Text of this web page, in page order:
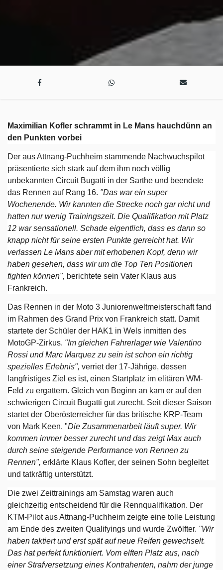
Maximilian Kofler schrammt in Le Mans hauchdünn an
den Punkten vorbei
Der aus Attnang-Puchheim stammende Nachwuchspilot
präsentierte sich stark auf dem ihm noch völlig
unbekannten Circuit Bugatti in der Sarthe und beendete
das Rennen auf Rang 16. "Das war ein super
Wochenende. Wir kannten die Strecke noch gar nicht und
hatten nur wenig Trainingszeit. Die Qualifikation mit Platz
12 war sensationell. Schade eigentlich, dass es dann so
knapp nicht für seine ersten Punkte gerreicht hat. Wir
verlassen Le Mans aber mit erhobenen Kopf, denn wir
haben gesehen, dass wir um die Top Ten Positionen
fighten können", berichtete sein Vater Klaus aus
Frankreich.
Das Rennen in der Moto 3 Juniorenweltmeisterschaft fand
im Rahmen des Grand Prix von Frankreich statt. Damit
startete der Schüler der HAK1 in Wels inmitten des
MotoGP-Zirkus. "Im gleichen Fahrerlager wie Valentino
Rossi und Marc Marquez zu sein ist schon ein richtig
spezielles Erlebnis", verriet der 17-Jährige, dessen
langfristiges Ziel es ist, einen Startplatz im elitären WM-
Feld zu ergattern. Gleich von Beginn an kam er auf den
schwierigen Circuit Bugatti gut zurecht. Seit dieser Saison
startet der Oberösterreicher für das britische KRP-Team
von Mark Keen. "Die Zusammenarbeit läuft super. Wir
kommen immer besser zurecht und das zeigt Max auch
durch seine steigende Performance von Rennen zu
Rennen", erklärte Klaus Kofler, der seinen Sohn begleitet
und tatkräftig unterstützt.
Die zwei Zeittrainings am Samstag waren auch
gleichzeitig entscheidend für die Rennqualifikation. Der
KTM-Pilot aus Attnang-Puchheim zeigte eine tolle Leistung
am Ende des zweiten Qualifyings und wurde Zwölfter. "Wir
haben taktiert und erst spät auf neue Reifen gewechselt.
Das hat perfekt funktioniert. Vom elften Platz aus, nach
einer Strafversetzung eines Kontrahenten, nahm der junge